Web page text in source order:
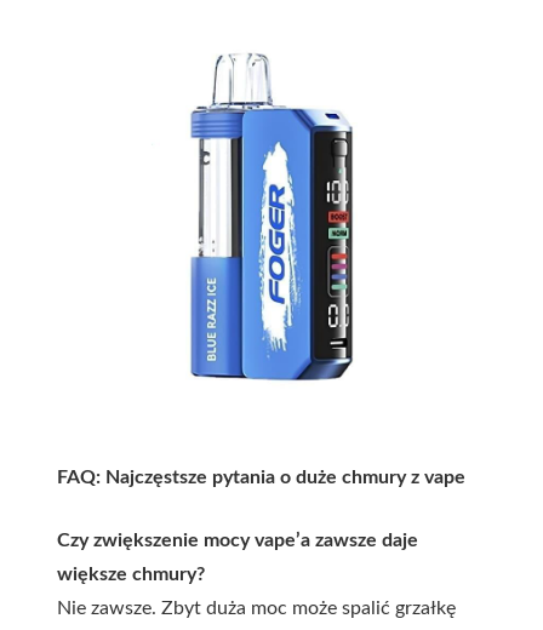
FAQ: Najczęstsze pytania o duże chmury z vape
Czy zwiększenie mocy vape’a zawsze daje
większe chmury?
Nie zawsze. Zbyt duża moc może spalić grzałkę